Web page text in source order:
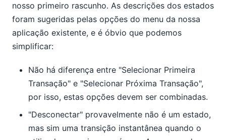
nosso primeiro rascunho. As descrições dos estados
foram sugeridas pelas opções do menu da nossa
aplicação existente, e é óbvio que podemos
simplificar:
Não há diferença entre "Selecionar Primeira
Transação" e "Selecionar Próxima Transação",
por isso, estas opções devem ser combinadas.
"Desconectar" provavelmente não é um estado,
mas sim uma transição instantânea quando o